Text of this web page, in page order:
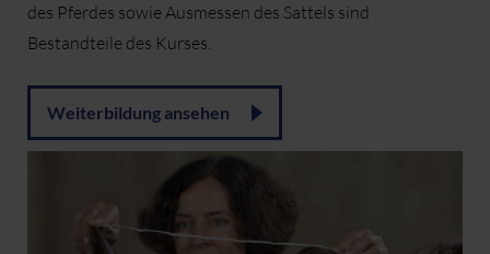
des Pferdes sowie Ausmessen des Sattels sind
Bestandteile des Kurses.
Weiterbildung ansehen